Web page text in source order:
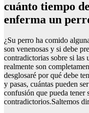
cuánto tiempo
enferma un
¿Su perro ha comido
son venenosas y si debe
contradictorias sobre si las
realmente son
desglosaré por qué debe
y pasas, cuántas pueden
confusión que pueda tener
contradictorios.Saltemos